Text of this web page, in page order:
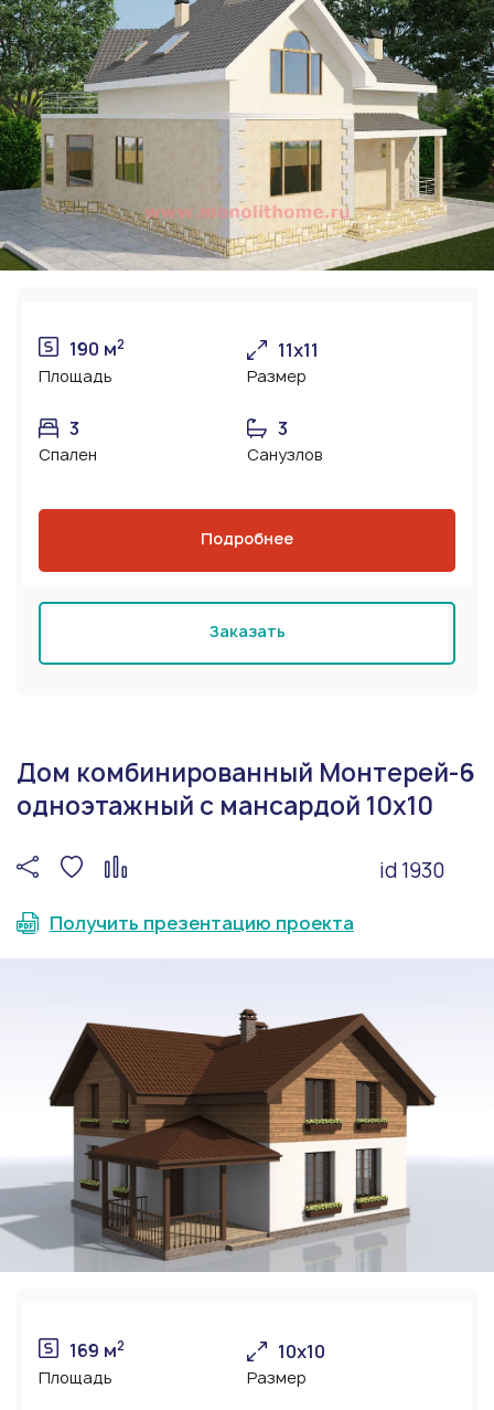
190 м2
Площадь
11х11
Размер
3
Спален
3
Санузлов
Подробнее
Заказать
Дом комбинированный Монтерей-6
одноэтажный с мансардой 10х10
id 1930
Получить презентацию проекта
169 м2
Площадь
10х10
Размер